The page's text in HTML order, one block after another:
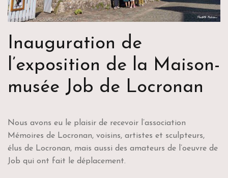
Inauguration de
l’exposition de la Maison-
musée Job de Locronan
Nous avons eu le plaisir de recevoir l’association
Mémoires de Locronan, voisins, artistes et sculpteurs,
élus de Locronan, mais aussi des amateurs de l’oeuvre de
Job qui ont fait le déplacement.